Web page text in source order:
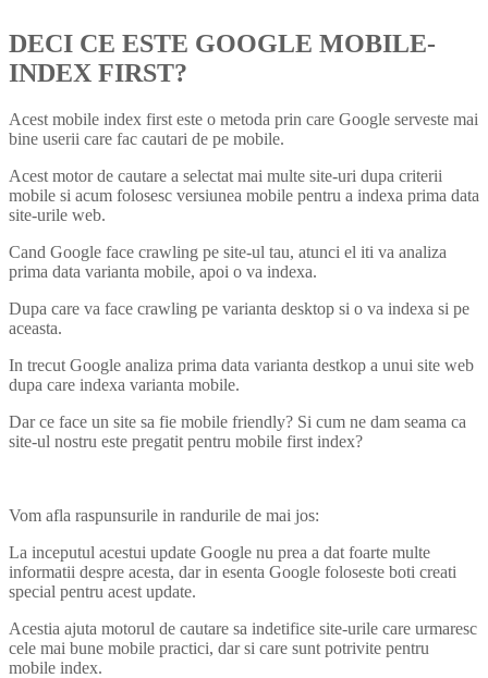
DECI CE ESTE GOOGLE MOBILE-
INDEX FIRST?
Acest mobile index first este o metoda prin care Google serveste mai
bine userii care fac cautari de pe mobile.
Acest motor de cautare a selectat mai multe site-uri dupa criterii
mobile si acum folosesc versiunea mobile pentru a indexa prima data
site-urile web.
Cand Google face crawling pe site-ul tau, atunci el iti va analiza
prima data varianta mobile, apoi o va indexa.
Dupa care va face crawling pe varianta desktop si o va indexa si pe
aceasta.
In trecut Google analiza prima data varianta destkop a unui site web
dupa care indexa varianta mobile.
Dar ce face un site sa fie mobile friendly? Si cum ne dam seama ca
site-ul nostru este pregatit pentru mobile first index?
Vom afla raspunsurile in randurile de mai jos:
La inceputul acestui update Google nu prea a dat foarte multe
informatii despre acesta, dar in esenta Google foloseste boti creati
special pentru acest update.
Acestia ajuta motorul de cautare sa indetifice site-urile care urmaresc
cele mai bune mobile practici, dar si care sunt potrivite pentru
mobile index.